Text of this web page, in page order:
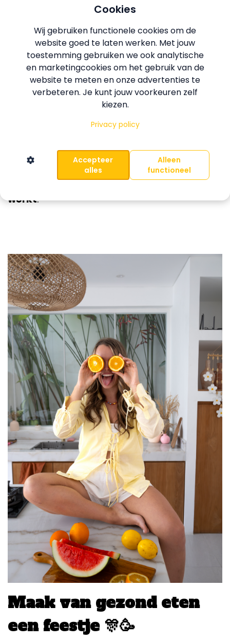
. Voor mij was het dé manier om
patronen te doorbreken en blijvend
resultaat te behalen.
Ik wilde het jullie makkelijker maken dan het
voor mij was. Daarom heb ik een app
ontwikkeld waarin al mijn recepten staan,
verboden producten, geen crashdieet,
volhoudt. En zodra je jouw doel bereikt, leer
je precies hoe je het resultaat behoudt.
werkt.
Maak van gezond eten
een feestje 🎊🥳
Cookies
Wij gebruiken functionele cookies om de
website goed te laten werken. Met jouw
toestemming gebruiken we ook analytische
en marketingcookies om het gebruik van de
website te meten en onze advertenties te
verbeteren. Je kunt jouw voorkeuren zelf
kiezen.
Privacy policy
Alleen
functioneel
Accepteer
alles